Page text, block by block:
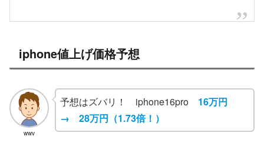
iphone値上げ価格予想
wwv
予想はズバリ！ iphone16pro 16万円
→ 28万円 （1.73倍！ ）